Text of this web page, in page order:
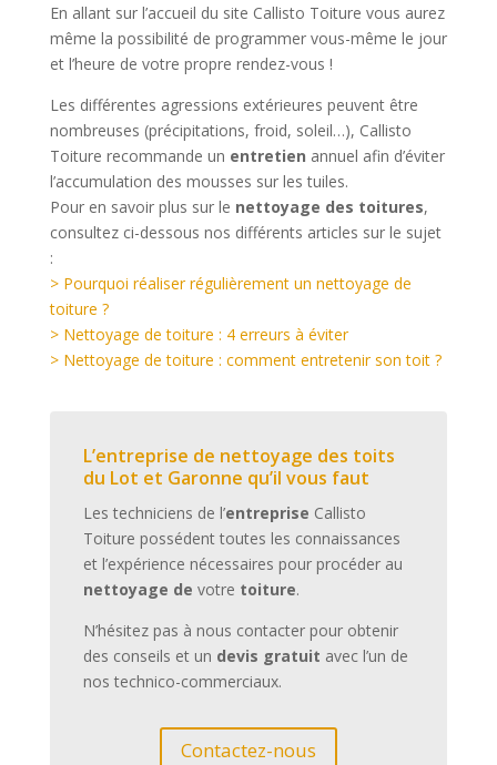
En allant sur l’accueil du site Callisto Toiture vous aurez
même la possibilité de programmer vous-même le jour
et l’heure de votre propre rendez-vous !
Les différentes agressions extérieures peuvent être
nombreuses (précipitations, froid, soleil…), Callisto
Toiture recommande un entretien annuel afin d’éviter
l’accumulation des mousses sur les tuiles.
Pour en savoir plus sur le nettoyage des toitures,
consultez ci-dessous nos différents articles sur le sujet
:
> Pourquoi réaliser régulièrement un nettoyage de
toiture ?
> Nettoyage de toiture : 4 erreurs à éviter
> Nettoyage de toiture : comment entretenir son toit ?
L’entreprise de nettoyage des toits
du Lot et Garonne qu’il vous faut
Les techniciens de l’entreprise Callisto
Toiture possédent toutes les connaissances
et l’expérience nécessaires pour procéder au
nettoyage de votre toiture.
N’hésitez pas à nous contacter pour obtenir
des conseils et un devis gratuit avec l’un de
nos technico-commerciaux.
Contactez-nous